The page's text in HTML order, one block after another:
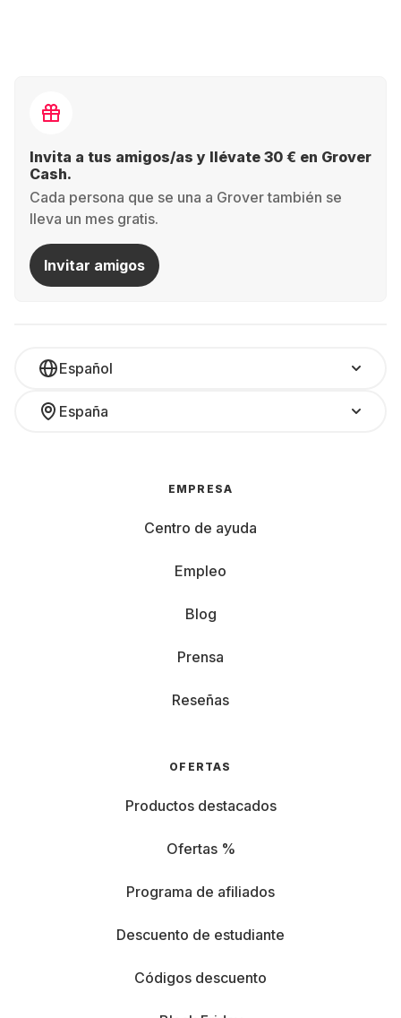
Invita a tus amigos/as y llévate 30 € en Grover
Cash.
Cada persona que se una a Grover también se
lleva un mes gratis.
Invitar amigos
Español
España
EMPRESA
Centro de ayuda
Empleo
Blog
Prensa
Reseñas
OFERTAS
Productos destacados
Ofertas %
Programa de afiliados
Descuento de estudiante
Códigos descuento